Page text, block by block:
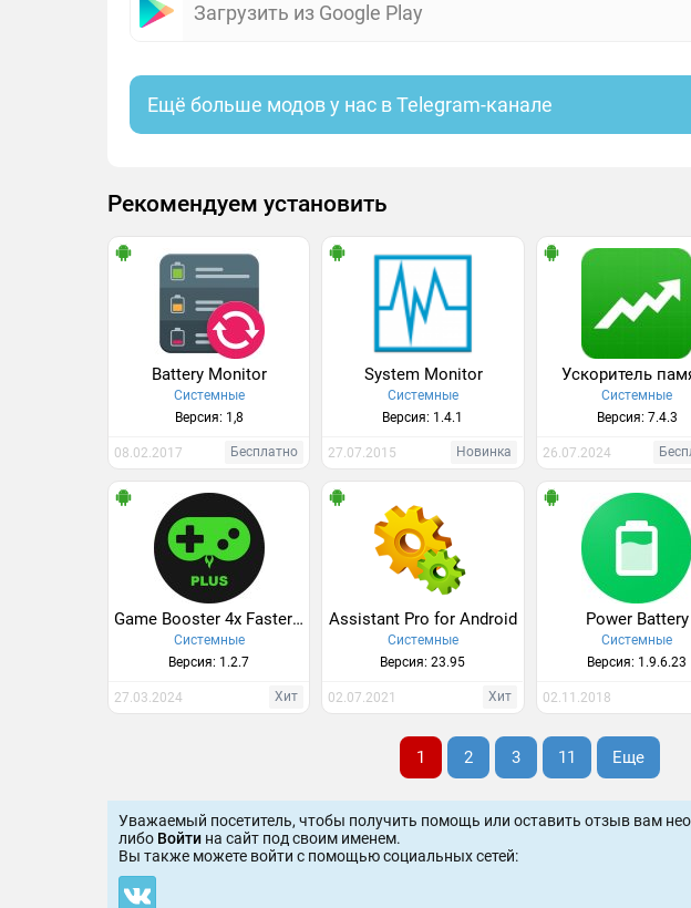
Загрузить из Google Play
Ещё больше модов у нас в Telegram-канале
Рекомендуем установить
Battery Monitor
Системные
Версия: 1,8
08.02.2017 Бесплатно
System Monitor
Системные
Версия: 1.4.1
27.07.2015 Новинка
Ускоритель
Системные
Версия: 7.4.3
26.07.2024
Game Booster 4x Faster Pro - GFX Tool & Lag Fix
Системные
Версия: 1.2.7
27.03.2024 Хит
Assistant Pro for Android
Системные
Версия: 23.95
02.07.2021 Хит
Power Battery
Системные
Версия: 1.9.6.23
02.11.2018
1 2 3 11 Еще
Уважаемый посетитель, чтобы получить помощь или оставить отзыв вам
либо Войти на сайт под своим именем.
Вы также можете войти c помощью социальных сетей: